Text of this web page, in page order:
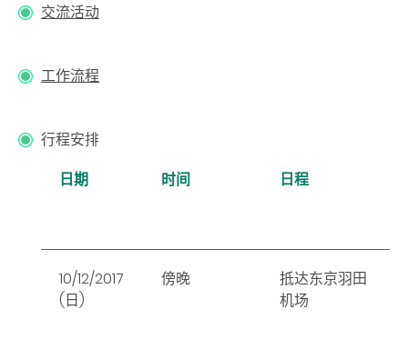
交流活动
工作流程
行程安排
日期
时间 日程
10/12/2017
(日)
傍晚
抵达东京羽田
机场